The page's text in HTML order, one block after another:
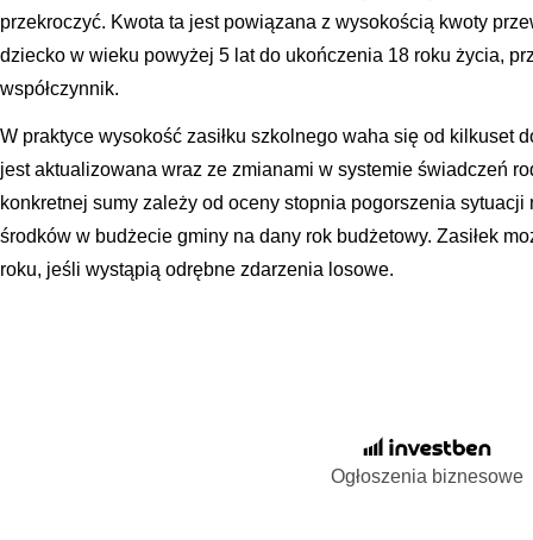
przekroczyć. Kwota ta jest powiązana z wysokością kwoty
dziecko w wieku powyżej 5 lat do ukończenia 18 roku życia,
współczynnik.
W praktyce wysokość zasiłku szkolnego waha się od kilkuset
jest aktualizowana wraz ze zmianami w systemie świadczeń
konkretnej sumy zależy od oceny stopnia pogorszenia
środków w budżecie gminy na dany rok budżetowy. Zasiłek
roku, jeśli wystąpią odrębne zdarzenia losowe.
Ogłoszenia biznesowe